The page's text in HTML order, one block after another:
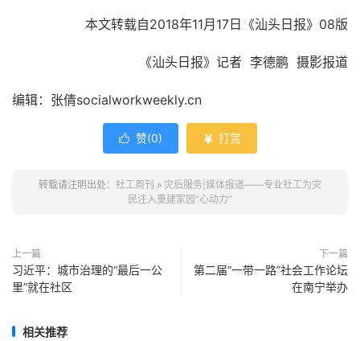
本文转载自2018年11月17日《汕头日报》08版
《汕头日报》记者 李德鹏 摄影报道
编辑：张倩socialworkweekly.cn
 赞(0)  打赏
转载请注明出处： 社工周刊 » 灾后服务|媒体报道——专业社工为灾
民注入重建家园“心动力”
上一篇
习近平：城市治理的“最后一公
里”就在社区
下一篇
第二届“一带一路”社会工作论坛
在南宁举办
相关推荐